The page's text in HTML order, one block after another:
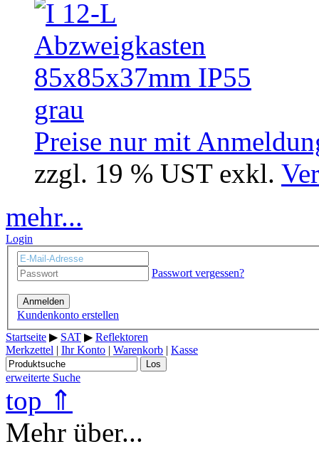
Preise nur mit
zzgl. 19 % UST exkl.
mehr...
Login
Passwort vergessen?
Anmelden
Kundenkonto erstellen
Startseite ▶ SAT ▶ Reflektoren
Merkzettel | Ihr Konto | Warenkorb | Kasse
Los
erweiterte Suche
top ⇑
Mehr über...